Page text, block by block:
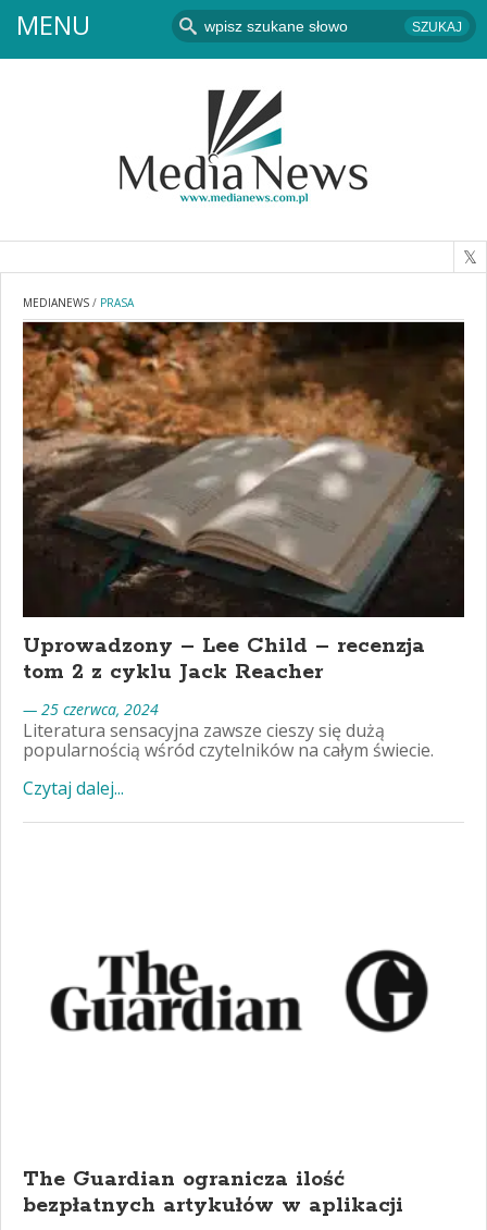
MENU
MEDIANEWS / PRASA
Uprowadzony – Lee Child – recenzja
tom 2 z cyklu Jack Reacher
— 25 czerwca, 2024
Literatura sensacyjna zawsze cieszy się dużą
popularnością wśród czytelników na całym świecie.
Czytaj dalej...
The Guardian ogranicza ilość
bezpłatnych artykułów w aplikacji